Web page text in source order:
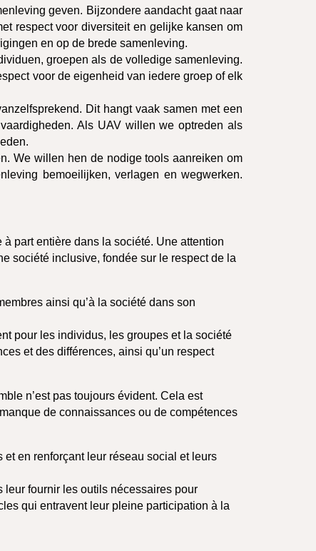
geven. Bijzondere aandacht gaat naar
respect voor diversiteit en gelijke kansen om
en op de brede samenleving.
groepen als de volledige samenleving.
voor de eigenheid van iedere groep of elk
Dit hangt vaak samen met een
Als UAV willen we optreden als
We willen hen de nodige tools aanreiken om
bemoeilijken, verlagen en wegwerken.
part entière dans la société. Une attention
société inclusive, fondée sur le respect de la
ainsi qu’à la société dans son
pour les individus, les groupes et la société
et des différences, ainsi qu’un respect
n’est pas toujours évident. Cela est
de connaissances ou de compétences
en renforçant leur réseau social et leurs
leur fournir les outils nécessaires pour
qui entravent leur pleine participation à la